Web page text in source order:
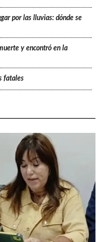
por las lluvias: dónde se
y encontró en la
fatales